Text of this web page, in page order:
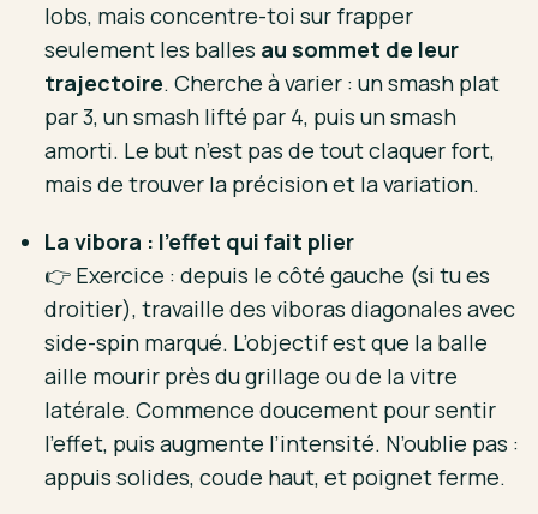
lobs, mais concentre-toi sur frapper
seulement les balles au sommet de leur
trajectoire. Cherche à varier : un smash plat
par 3, un smash lifté par 4, puis un smash
amorti. Le but n’est pas de tout claquer fort,
mais de trouver la précision et la variation.
La vibora : l’effet qui fait plier
👉 Exercice : depuis le côté gauche (si tu es
droitier), travaille des viboras diagonales avec
side-spin marqué. L’objectif est que la balle
aille mourir près du grillage ou de la vitre
latérale. Commence doucement pour sentir
l’effet, puis augmente l’intensité. N’oublie pas :
appuis solides, coude haut, et poignet ferme.